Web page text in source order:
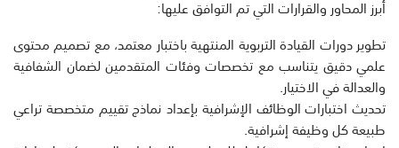
أبرز المحاور والقرارات التي تم التوافق عليها:
تطوير دورات القيادة التربوية المنتهية باختبار معتمد، مع تصميم محتوى
علمي دقيق يتناسب مع تخصصات وفئات المتقدمين لضمان الشفافية
والعدالة في الاختيار.
تحديث اختبارات الوظائف الإشرافية بإعداد نماذج تقييم متخصصة تراعي
طبيعة كل وظيفة إشرافية.